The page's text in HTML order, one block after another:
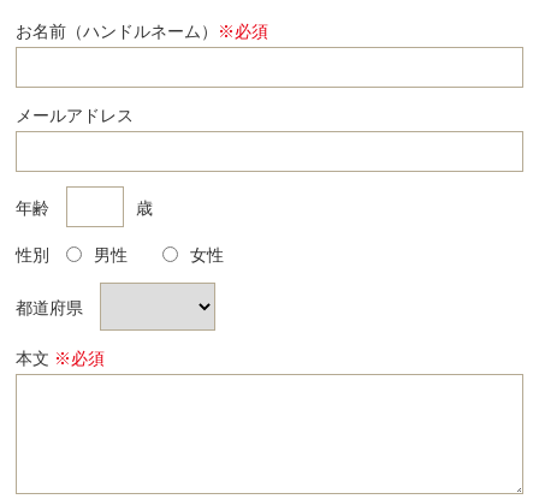
お名前（ハンドルネーム） ※必須
メールアドレス
年齢 歳
性別 男性 女性
都道府県
本文 ※必須